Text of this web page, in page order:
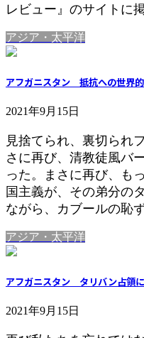
レビュー』のサイトに
アジア・太平洋
アフガニスタン 抵抗への世界
2021年9月15日
見捨てられ、裏切ら
さに再び、清教徒風バ
った。まさに再び、も
国主義が、その弟分の
ながら、カブールの恥
アジア・太平洋
アフガニスタン タリバン占領
2021年9月15日